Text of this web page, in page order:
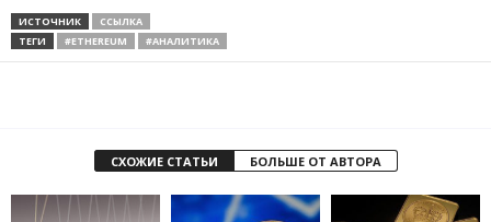
ИСТОЧНИК
ССЫЛКА
ТЕГИ
#ETHEREUM #АНАЛИТИКА
СХОЖИЕ СТАТЬИ БОЛЬШЕ ОТ АВТОРА